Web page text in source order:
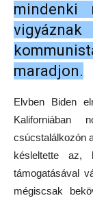
mindenki
maradjon.
Elvben Biden
Kaliforniában
csúcstalálkozón
késleltette az,
támogatásával
mégiscsak